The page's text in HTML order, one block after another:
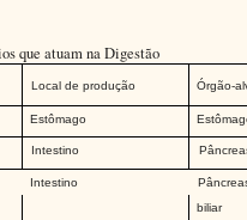
que atuam na Digestão
Local de produção Órgão-
Estômago
Intestino
Intestino
biliar